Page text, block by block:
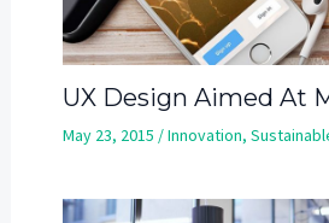
UX Design Aimed At
May 23, 2015 /Innovation,